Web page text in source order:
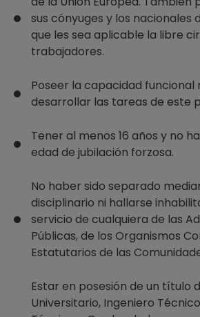
sus cónyuges y los nacionales
que les sea aplicable la libre
trabajadores.
Poseer la capacidad funcional
desarrollar las tareas de este
Tener al menos 16 años y no
edad de jubilación forzosa.
No haber sido separado
disciplinario ni hallarse
servicio de cualquiera de las
Públicas, de los Organismos
Estatutarios de las
Estar en posesión de un título
Universitario, Ingeniero